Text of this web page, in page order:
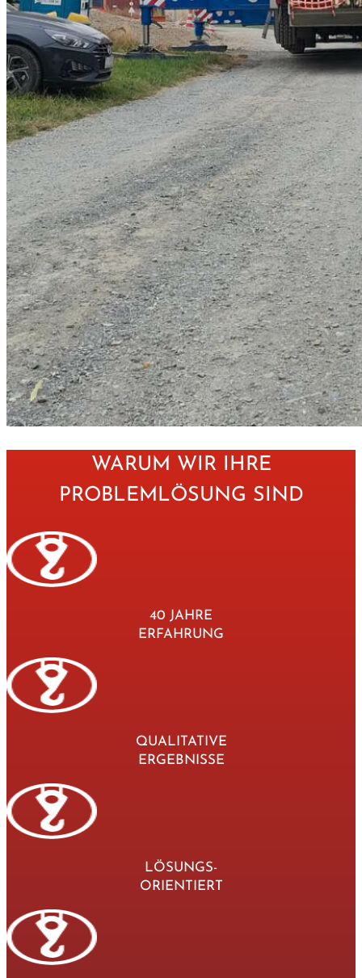
WARUM WIR IHRE
PROBLEMLÖSUNG SIND
40 JAHRE
ERFAHRUNG
QUALITATIVE
ERGEBNISSE
LÖSUNGS-
ORIENTIERT